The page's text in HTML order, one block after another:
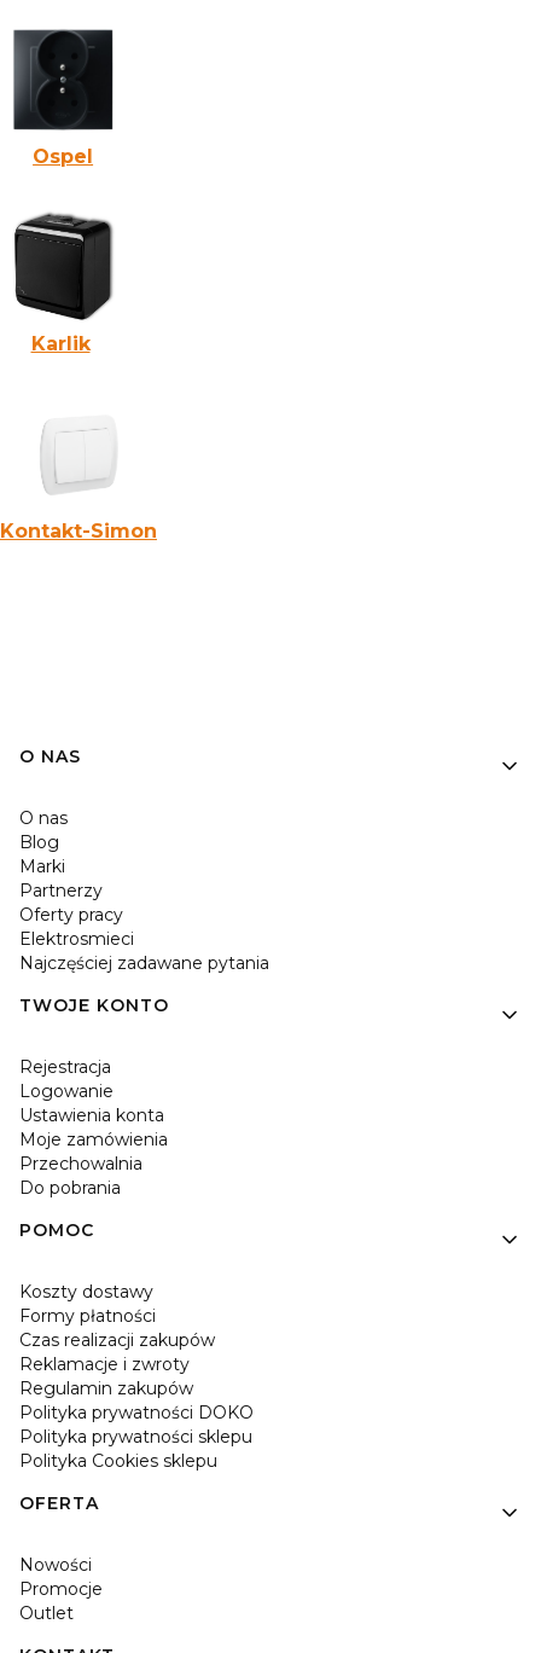
Ospel
Karlik
Kontakt-Simon
O NAS
O nas
Blog
Marki
Partnerzy
Oferty pracy
Elektrosmieci
Najczęściej zadawane pytania
TWOJE KONTO
Rejestracja
Logowanie
Ustawienia konta
Moje zamówienia
Przechowalnia
Do pobrania
POMOC
Koszty dostawy
Formy płatności
Czas realizacji zakupów
Reklamacje i zwroty
Regulamin zakupów
Polityka prywatności DOKO
Polityka prywatności sklepu
Polityka Cookies sklepu
OFERTA
Nowości
Promocje
Outlet